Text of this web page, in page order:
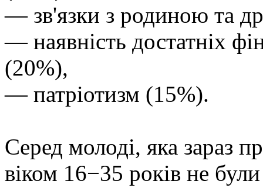
— зв'язки з родиною та
— наявність достатніх
(20%),
— патріотизм (15%).
Серед молоді, яка зараз
віком 16−35 років не